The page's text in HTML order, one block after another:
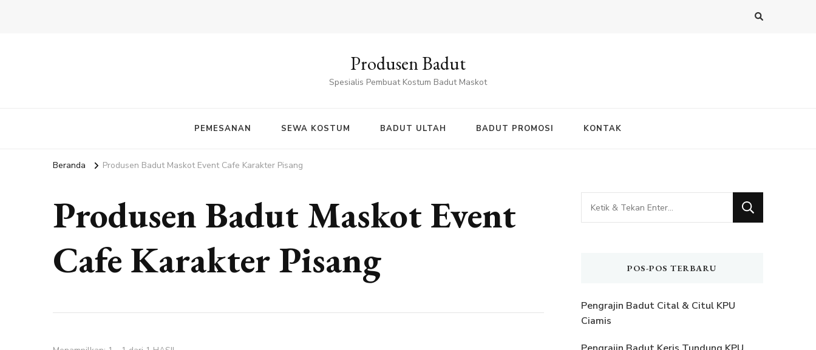
Produsen Badut
Spesialis Pembuat Kostum Badut Maskot
PEMESANAN SEWA KOSTUM BADUT ULTAH BADUT PROMOSI KONTAK
Beranda Produsen Badut Maskot Event Cafe Karakter Pisang
Produsen Badut Maskot Event
Cafe Karakter Pisang
Mencari
Sesuatu?
POS-POS TERBARU
Pengrajin Badut Cital & Citul KPU
Ciamis